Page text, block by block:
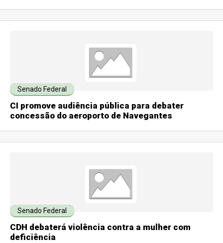
Senado Federal
CI promove audiência pública para debater
concessão do aeroporto de Navegantes
Senado Federal
CDH debaterá violência contra a mulher com
deficiência